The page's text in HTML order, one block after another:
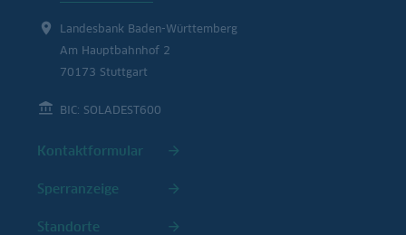
Landesbank Baden-Württemberg
Am Hauptbahnhof 2
70173 Stuttgart
BIC: SOLADEST600
Kontaktformular
Sperranzeige
Standorte